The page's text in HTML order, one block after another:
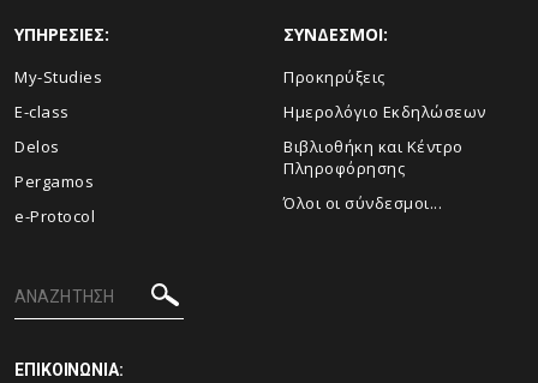
ΥΠΗΡΕΣΙΕΣ:
My-Studies
E-class
Delos
Pergamos
e-Protocol
ΣΥΝΔΕΣΜΟΙ:
Προκηρύξεις
Ημερολόγιο Εκδηλώσεων
Βιβλιοθήκη και Κέντρο
Πληροφόρησης
Όλοι οι σύνδεσμοι...
ΕΠΙΚΟΙΝΩΝΙΑ: